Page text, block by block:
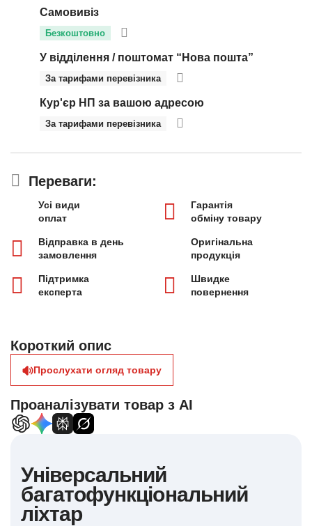
Самовивіз
Безкоштовно
У відділення / поштомат “Нова пошта”
За тарифами перевізника
Кур'єр НП за вашою адресою
За тарифами перевізника
Переваги:
Усі види
оплат
Гарантія
обміну товару
Відправка в день
замовлення
Оригінальна
продукція
Підтримка
експерта
Швидке
повернення
Короткий опис
Прослухати огляд товару
Проаналізувати товар з AI
Універсальний
багатофункціональний
ліхтар